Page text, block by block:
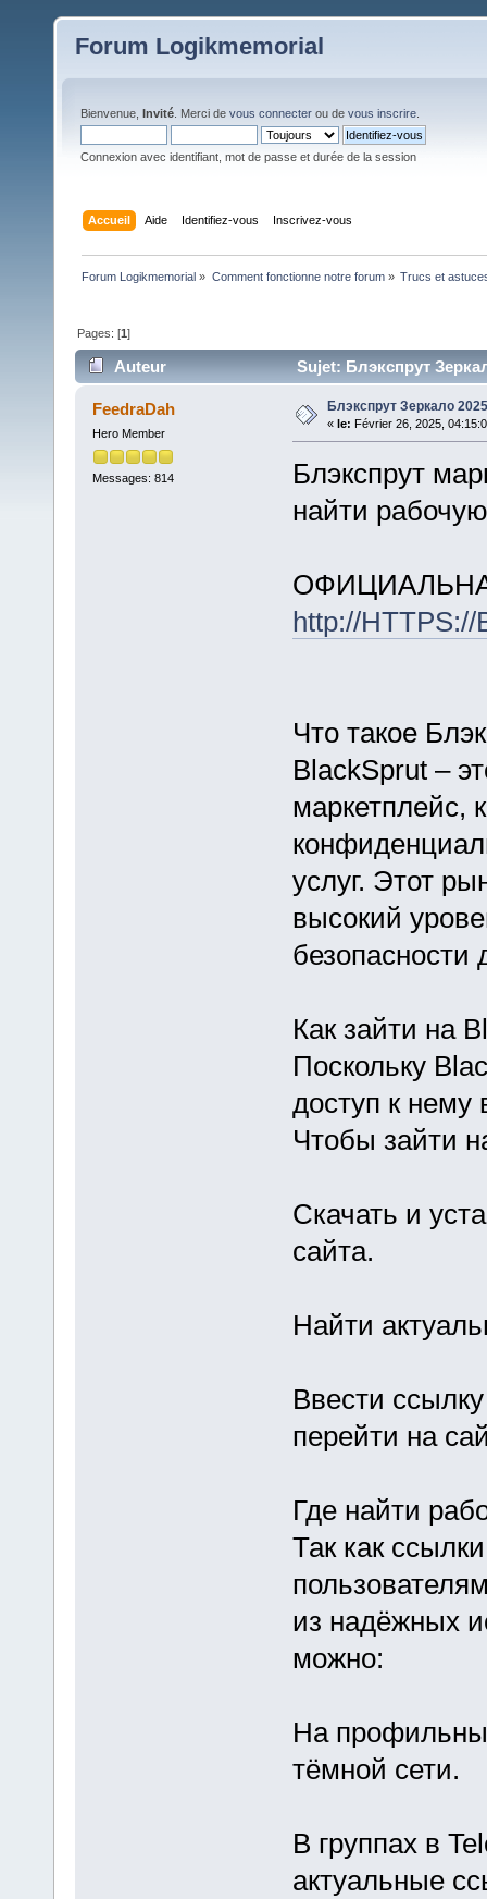
Forum Logikmemorial
Bienvenue, Invité . Merci de vous connecter ou de vous inscrire
Connexion avec identifiant, mot de passe et durée de la session
Accueil Aide Identifiez-vous Inscrivez-vous
Forum Logikmemorial » Comment fonctionne notre forum» Trucs et
Pages: [1]
Auteur Sujet: Блэкспрут
FeedraDah
Hero Member
Messages: 814
Блэкспрут Зеркало 2025
« le: Février 26, 2025,
Блэкспрут
найти
http://HTTPS://
Что такое
BlackSprut –
маркетплейс,
услуг. Этот
высокий
безопасности
Как зайти на
Поскольку
доступ к нему
Чтобы зайти
Скачать и
сайта.
Найти
Ввести
перейти на
Где найти
Так как
из надёжных
можно:
На
тёмной сети.
В группах в
актуальные